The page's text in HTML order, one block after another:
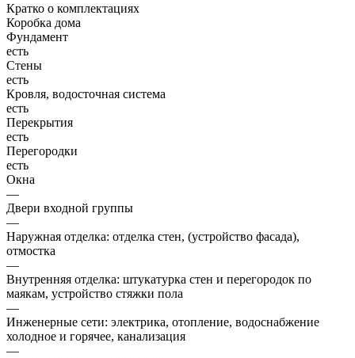
Кратко о комплектациях
Коробка дома
Фундамент
есть
Стены
есть
Кровля, водосточная система
есть
Перекрытия
есть
Перегородки
есть
Окна
—
Двери входной группы
—
Наружная отделка: отделка стен, (устройство фасада),
отмостка
—
Внутренняя отделка: штукатурка стен и перегородок по
маякам, устройство стяжки пола
—
Инженерные сети: электрика, отопление, водоснабжение
холодное и горячее, канализация
—